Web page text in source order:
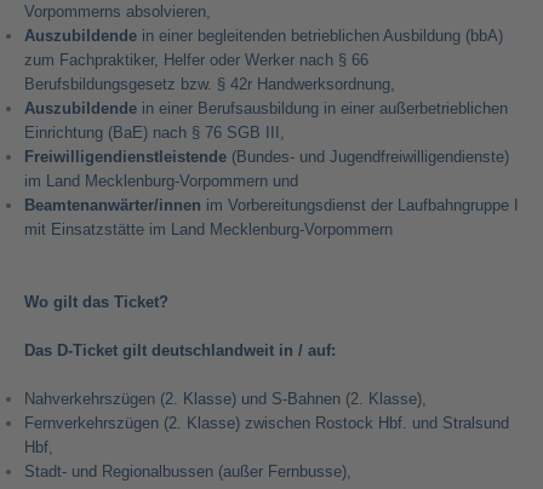
Vorpommerns absolvieren,
Auszubildende in einer begleitenden betrieblichen Ausbildung (bbA)
zum Fachpraktiker, Helfer oder Werker nach § 66
Berufsbildungsgesetz bzw. § 42r Handwerksordnung,
Auszubildende in einer Berufsausbildung in einer außerbetrieblichen
Einrichtung (BaE) nach § 76 SGB III,
Freiwilligendienstleistende (Bundes- und Jugendfreiwilligendienste)
im Land Mecklenburg-Vorpommern und
Beamtenanwärter/innen im Vorbereitungsdienst der Laufbahngruppe I
mit Einsatzstätte im Land Mecklenburg-Vorpommern
Wo gilt das Ticket?
Das D-Ticket gilt deutschlandweit in / auf:
Nahverkehrszügen (2. Klasse) und S-Bahnen (2. Klasse),
Fernverkehrszügen (2. Klasse) zwischen Rostock Hbf. und Stralsund
Hbf,
Stadt- und Regionalbussen (außer Fernbusse),